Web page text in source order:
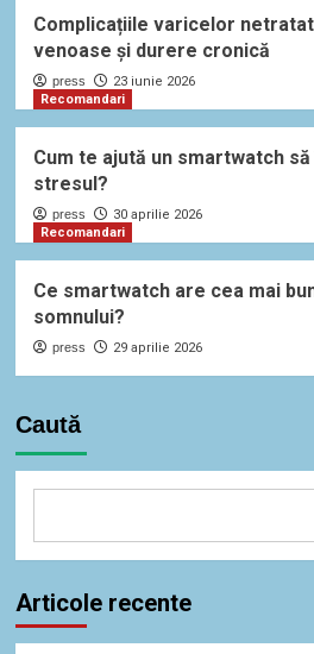
Complicațiile varicelor
venoase și durere cronică
press
23 iunie 2026
Recomandari
Cum te ajută un smartwatch
stresul?
press
30 aprilie 2026
Recomandari
Ce smartwatch are cea mai
somnului?
press 29 aprilie 2026
Caută
Articole recente